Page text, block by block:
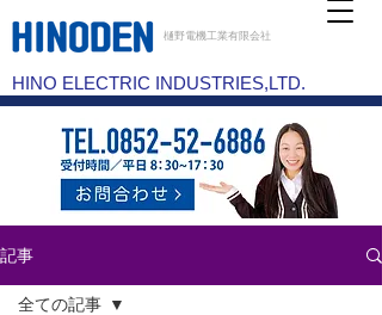
樋野電機工業有限会社
HINO ELECTRIC INDUSTRIES,LTD.
記事
全ての記事